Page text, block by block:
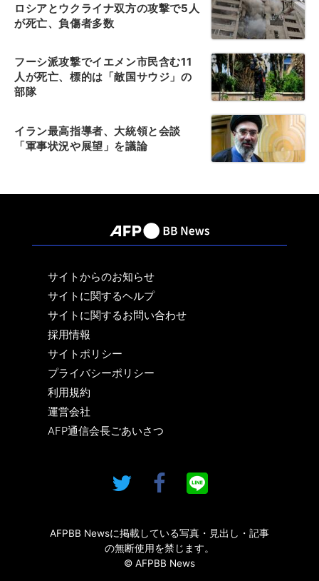
ロシアとウクライナ双方の攻撃で5人
が死亡、負傷者多数
フーシ派攻撃でイエメン市民含む11
人が死亡、標的は「敵国サウジ」の
部隊
イラン最高指導者、大統領と会談
「軍事状況や展望」を議論
サイトからのお知らせ
サイトに関するヘルプ
サイトに関するお問い合わせ
採用情報
サイトポリシー
プライバシーポリシー
利用規約
運営会社
AFP通信会長ごあいさつ
AFPBB Newsに掲載している写真・見出し・記事
の無断使用を禁じます。
© AFPBB News